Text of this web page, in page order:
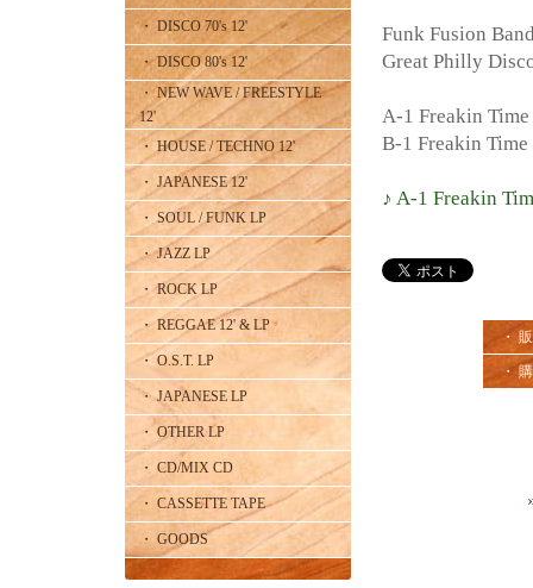
・ DISCO 70's 12'
・ DISCO 80's 12'
・ NEW WAVE / FREESTYLE
12'
・ HOUSE / TECHNO 12'
・ JAPANESE 12'
・ SOUL / FUNK LP
・ JAZZ LP
・ ROCK LP
・ REGGAE 12' & LP
・ O.S.T. LP
・ JAPANESE LP
・ OTHER LP
・ CD/MIX CD
・ CASSETTE TAPE
・ GOODS
Funk Fusion
Great Philly
A-1 Freakin
B-1 Freakin Time
♪ A-1 Freakin
・
・